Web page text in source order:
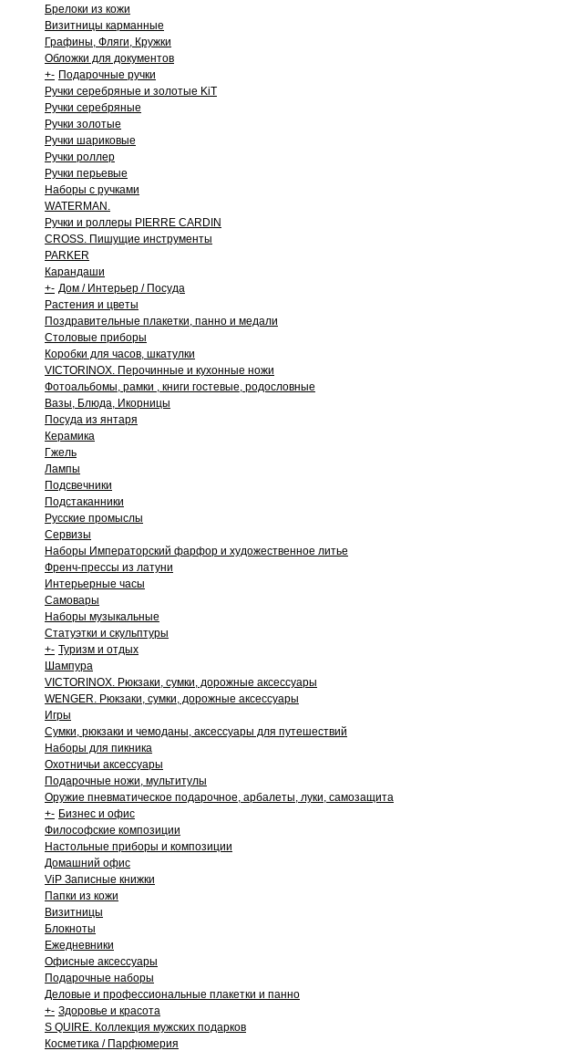
Брелоки из кожи
Визитницы карманные
Графины, Фляги, Кружки
Обложки для документов
+- Подарочные ручки
Ручки серебряные и золотые KiT
Ручки серебряные
Ручки золотые
Ручки шариковые
Ручки роллер
Ручки перьевые
Наборы с ручками
WATERMAN.
Ручки и роллеры PIERRE CARDIN
CROSS. Пишущие инструменты
PARKER
Карандаши
+- Дом / Интерьер / Посуда
Растения и цветы
Поздравительные плакетки, панно и медали
Столовые приборы
Коробки для часов, шкатулки
VICTORINOX. Перочинные и кухонные ножи
Фотоальбомы, рамки , книги гостевые, родословные
Вазы, Блюда, Икорницы
Посуда из янтаря
Керамика
Гжель
Лампы
Подсвечники
Подстаканники
Русские промыслы
Сервизы
Наборы Императорский фарфор и художественное литье
Френч-прессы из латуни
Интерьерные часы
Самовары
Наборы музыкальные
Статуэтки и скульптуры
+- Туризм и отдых
Шампура
VICTORINOX. Рюкзаки, сумки, дорожные аксессуары
WENGER. Рюкзаки, сумки, дорожные аксессуары
Игры
Сумки, рюкзаки и чемоданы, аксессуары для путешествий
Наборы для пикника
Охотничьи аксессуары
Подарочные ножи, мультитулы
Оружие пневматическое подарочное, арбалеты, луки, самозащита
+- Бизнес и офис
Философские композиции
Настольные приборы и композиции
Домашний офис
ViP Записные книжки
Папки из кожи
Визитницы
Блокноты
Ежедневники
Офисные аксессуары
Подарочные наборы
Деловые и профессиональные плакетки и панно
+- Здоровье и красота
S QUIRE. Коллекция мужских подарков
Косметика / Парфюмерия